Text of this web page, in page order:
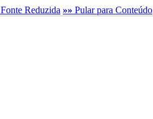
Fonte Reduzida »» Pular para Conteúdo